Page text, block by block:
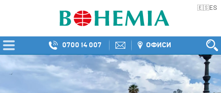
🇪🇸ES
0700 14 007 ОФИСИ